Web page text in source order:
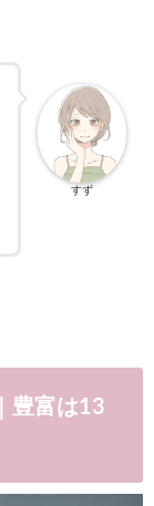
すず
豊富は13